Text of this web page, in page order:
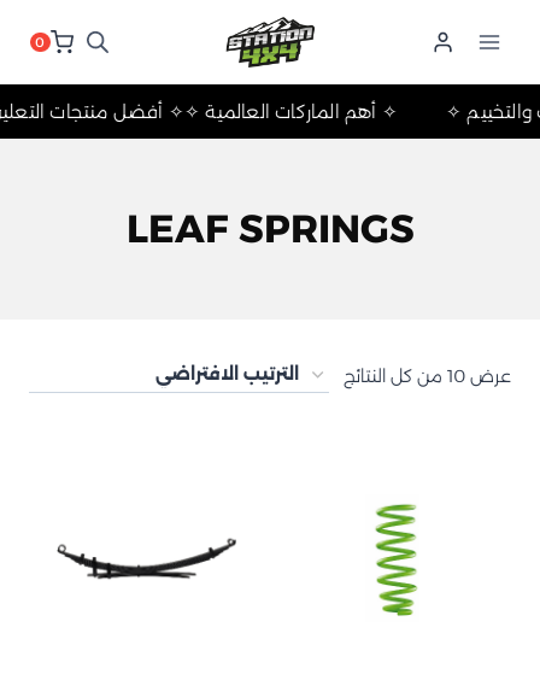
0
✧ أفضل منتجات✧ أهم الماركات العالمية ✧ والتخييم ✧
LEAF SPRINGS
عرض ⁦10⁩ من كل النتائج